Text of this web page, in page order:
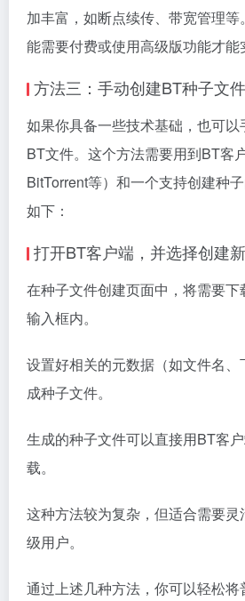
加丰富，如断点续传、带宽管理
能需要付费或使用高级版功能才能
方法三：手动创建BT种子文件
如果你具备一些技术基础，也可
BT文件。这个方法需要用到BT客
BitTorrent等）和一个支持创建种
如下：
打开BT客户端，并选择创建新
在种子文件创建页面中，将需要
输入框内。
设置好相关的元数据（如文件名
成种子文件。
生成的种子文件可以直接用BT客
载。
这种方法较为复杂，但适合需要
级用户。
通过上述几种方法，你可以轻松